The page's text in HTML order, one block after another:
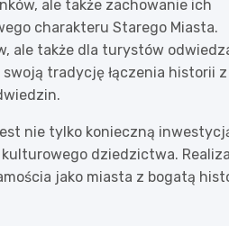
ale także zachowanie ich
charakteru Starego Miasta.
ale także dla turystów
tradycję łączenia historii z
nie tylko konieczną
dziedzictwa.
jako miasta z bogatą